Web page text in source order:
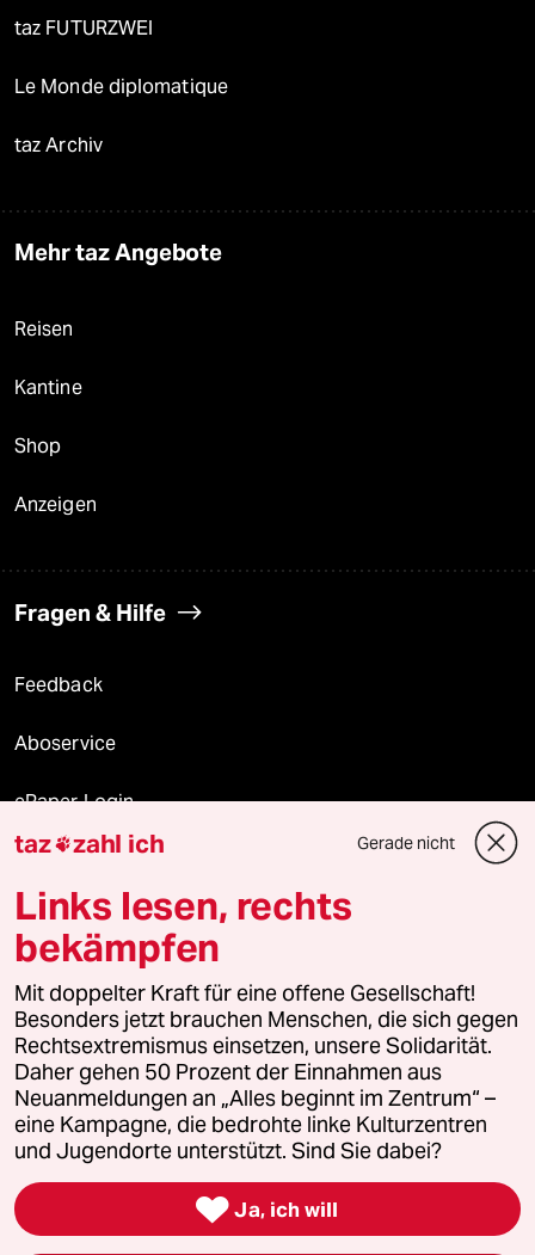
taz FUTURZWEI
Le Monde diplomatique
taz Archiv
Mehr taz Angebote
Reisen
Kantine
Shop
Anzeigen
Fragen & Hilfe
Feedback
Aboservice
ePaper Login
Downloads für Abonnierende
© 2026 taz Verlags und Vertriebs GmbH
Alle Rechte vorbehalten. Bei rechtlichen Fragen oder für Genehmigungen
wenden Sie sich bitte an
lizenzen@taz.de
Feedback Redaktionsstatut Kommune-Richtlinien
Leitlinie Informant Datenschutz Impressum AGB
Seitenwende Einwilligungen widerrufen (Ads)
taz zahl ich Gerade nicht
Links lesen, rechts
bekämpfen
Mit doppelter Kraft für eine offene Gesellschaft!
Besonders jetzt brauchen Menschen, die sich gegen
Rechtsextremismus einsetzen, unsere Solidarität.
Daher gehen 50 Prozent der Einnahmen aus
Neuanmeldungen an „Alles beginnt im Zentrum“ –
eine Kampagne, die bedrohte linke Kulturzentren
und Jugendorte unterstützt. Sind Sie dabei?
 Ja, ich will